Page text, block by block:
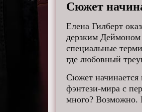
Сюжет
Елена Гилберт
дерзким
специальные
где любовный
Сюжет начинается
фэнтези-мира с
много? Возможно.